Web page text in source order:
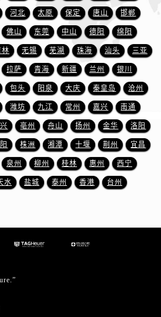
福建省三明市三元区东乾二路泰格豪雅售后服务中心（需提前预约）
福建省漳州市龙文区步港路泰格豪雅售后服务中心（需提前预约）
江苏省常州市新北区龙锦路1590号现代传媒中心5号楼10层1008室泰格豪雅售后服务中心（需提前预约）
江苏省淮安市清江浦区淮海北路泰格豪雅售后服务中心（需提前预约）
江苏省连云港市海州区通灌北路泰格豪雅售后服务中心（需提前预约）
江苏省南京市秦淮区中山南路1号南京中心22层22-C1-C3室泰格豪雅售后服务中心（需提前预约）
江苏省宿迁市宿城区西湖路泰格豪雅售后服务中心（需提前预约）
江苏省泰州市海陵区永定东路399号置地商务中心东塔（华润万象城）17层1706室泰格豪雅售后服务中心（需提前预约）
江苏省徐州市鼓楼区淮海东路29号苏宁广场IFC国际金融中心35层3508室泰格豪雅售后服务中心（需提前预约）
江苏省盐城市盐都区世纪大道5号盐城金融城写字楼1号楼16层1604室泰格豪雅售后服务中心（需提前预约）
江苏省扬州市邗江区国展路29号星耀天地写字楼1号楼18层1803室泰格豪雅售后服务中心（需提前预约）
河北 太原 保定 唐山 邯郸
佛山 东莞 中山 德阳 绵阳
林 无锡 芜湖 珠海 汕头 三亚
拉萨 青海 新疆 兰州 银川
包头 阳泉 大庆 秦皇岛 沧州
潍坊 九江 常州 嘉兴 南通
亳州 舟山 扬州 金华 洛阳
株洲 湘潭 十堰 荆州 宜昌
泉州 柳州 桂林 惠州 西宁
水 盐城 泰州 香港 台州